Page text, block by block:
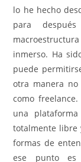
lo he hecho
para
inmerso. Ha
puede
otra manera
como
una
totalmente libre
formas de
ese punto es